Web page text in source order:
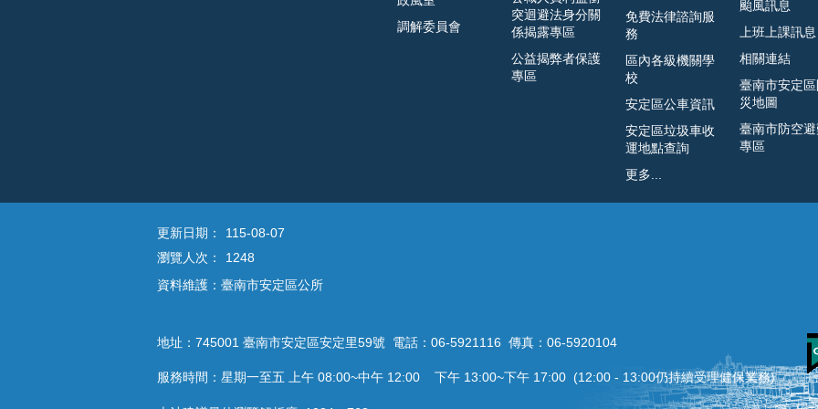
調解委員會
突迴避法身分關
係揭露專區
公益揭弊者保護
專區
免費法律諮詢服
務
區內各級機關學
校
安定區公車資訊
安定區垃圾車收
運地點查詢
更多...
颱風訊息
上班上課訊息
相關連結
臺南市安定
災地圖
臺南市防空
專區
更新日期：
115-08-07
瀏覽人次：
1248
資料維護：臺南市安定區公所
地址：745001 臺南市安定區安定里59號 電話：06-5921116 傳真：06-5920104
服務時間：星期一至五 上午 08:00~中午 12:00 下午 13:00~下午 17:00 (12:00 - 13:00仍持續受理健保業務)